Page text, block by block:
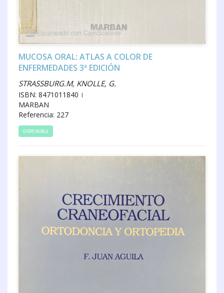
MUCOSA ORAL: ATLAS A COLOR DE
ENFERMEDADES 3ª EDICIÓN
STRASSBURG.M, KNOLLE, G.
ISBN: 8471011840
MARBAN
Referencia: 227
DISPONIBLE